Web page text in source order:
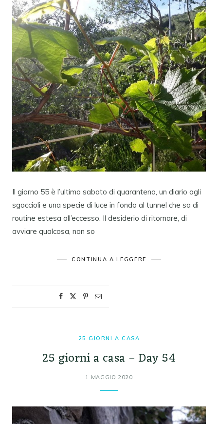
Il giorno 55 è l’ultimo sabato di quarantena, un diario agli
sgoccioli e una specie di luce in fondo al tunnel che sa di
routine estesa all’eccesso. Il desiderio di ritornare, di
avviare qualcosa, non so
CONTINUA A LEGGERE
25 GIORNI A CASA
25 giorni a casa – Day 54
1 MAGGIO 2020